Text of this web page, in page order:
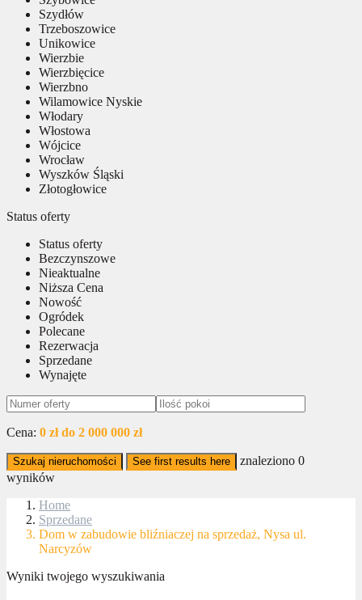
Szydłów
Trzeboszowice
Unikowice
Wierzbie
Wierzbięcice
Wierzbno
Wilamowice Nyskie
Włodary
Włostowa
Wójcice
Wrocław
Wyszków Śląski
Złotogłowice
Status oferty
Status oferty
Bezczynszowe
Nieaktualne
Niższa Cena
Nowość
Ogródek
Polecane
Rezerwacja
Sprzedane
Wynajęte
Cena: 0 zł do 2 000 000 zł
Szukaj nieruchomości See first results here znaleziono 0
wyników
Home
Sprzedane
Dom w zabudowie bliźniaczej na sprzedaż, Nysa ul.
Narcyzów
Wyniki twojego wyszukiwania